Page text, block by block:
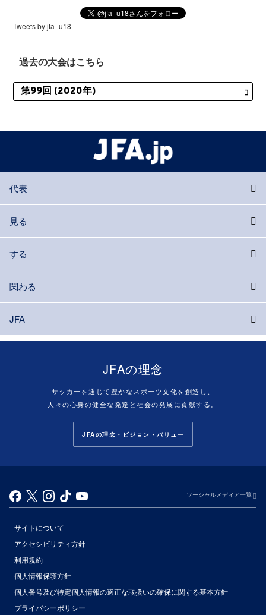
Tweets by jfa_u18
過去の大会はこちら
代表
見る
する
関わる
JFA
JFAの理念
サッカーを通じて豊かなスポーツ文化を創造し、
人々の心身の健全な発達と社会の発展に貢献する。
JFAの理念・ビジョン・バリュー
ソーシャルメディア一覧
サイトについて
アクセシビリティ方針
利用規約
個人情報保護方針
個人番号及び特定個人情報の適正な取扱いの確保に関する基本方針
プライバシーポリシー